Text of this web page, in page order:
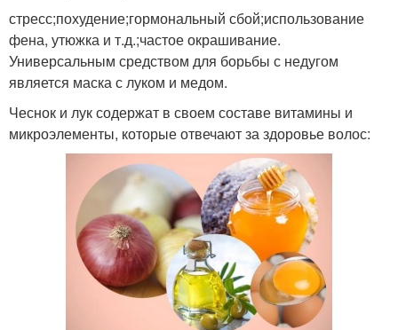
стресс;похудение;гормональный сбой;использование
фена, утюжка и т.д.;частое окрашивание.
Универсальным средством для борьбы с недугом
является маска с луком и медом.
Чеснок и лук содержат в своем составе витамины и
микроэлементы, которые отвечают за здоровье волос: